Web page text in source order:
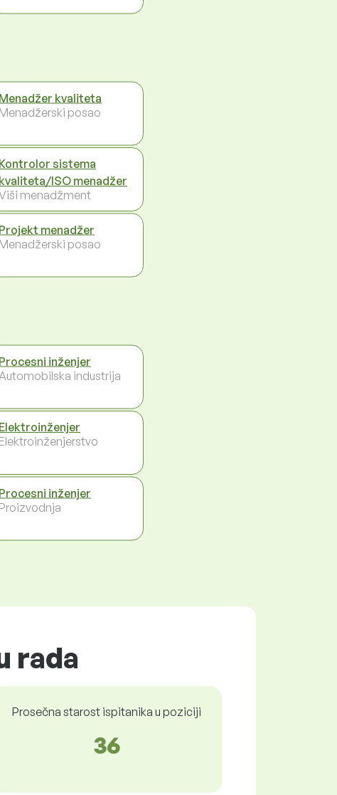
Menadžer kvaliteta
Menadžerski posao
Kontrolor sistema
kvaliteta/ISO menadžer
menadžment
Projekt menadžer
Menadžerski posao
Procesni inženjer
Automobilska industrija
Elektroinženjer
Elektroinženjerstvo
Procesni inženjer
Proizvodnja
rada
Prosečna starost ispitanika u poziciji
36